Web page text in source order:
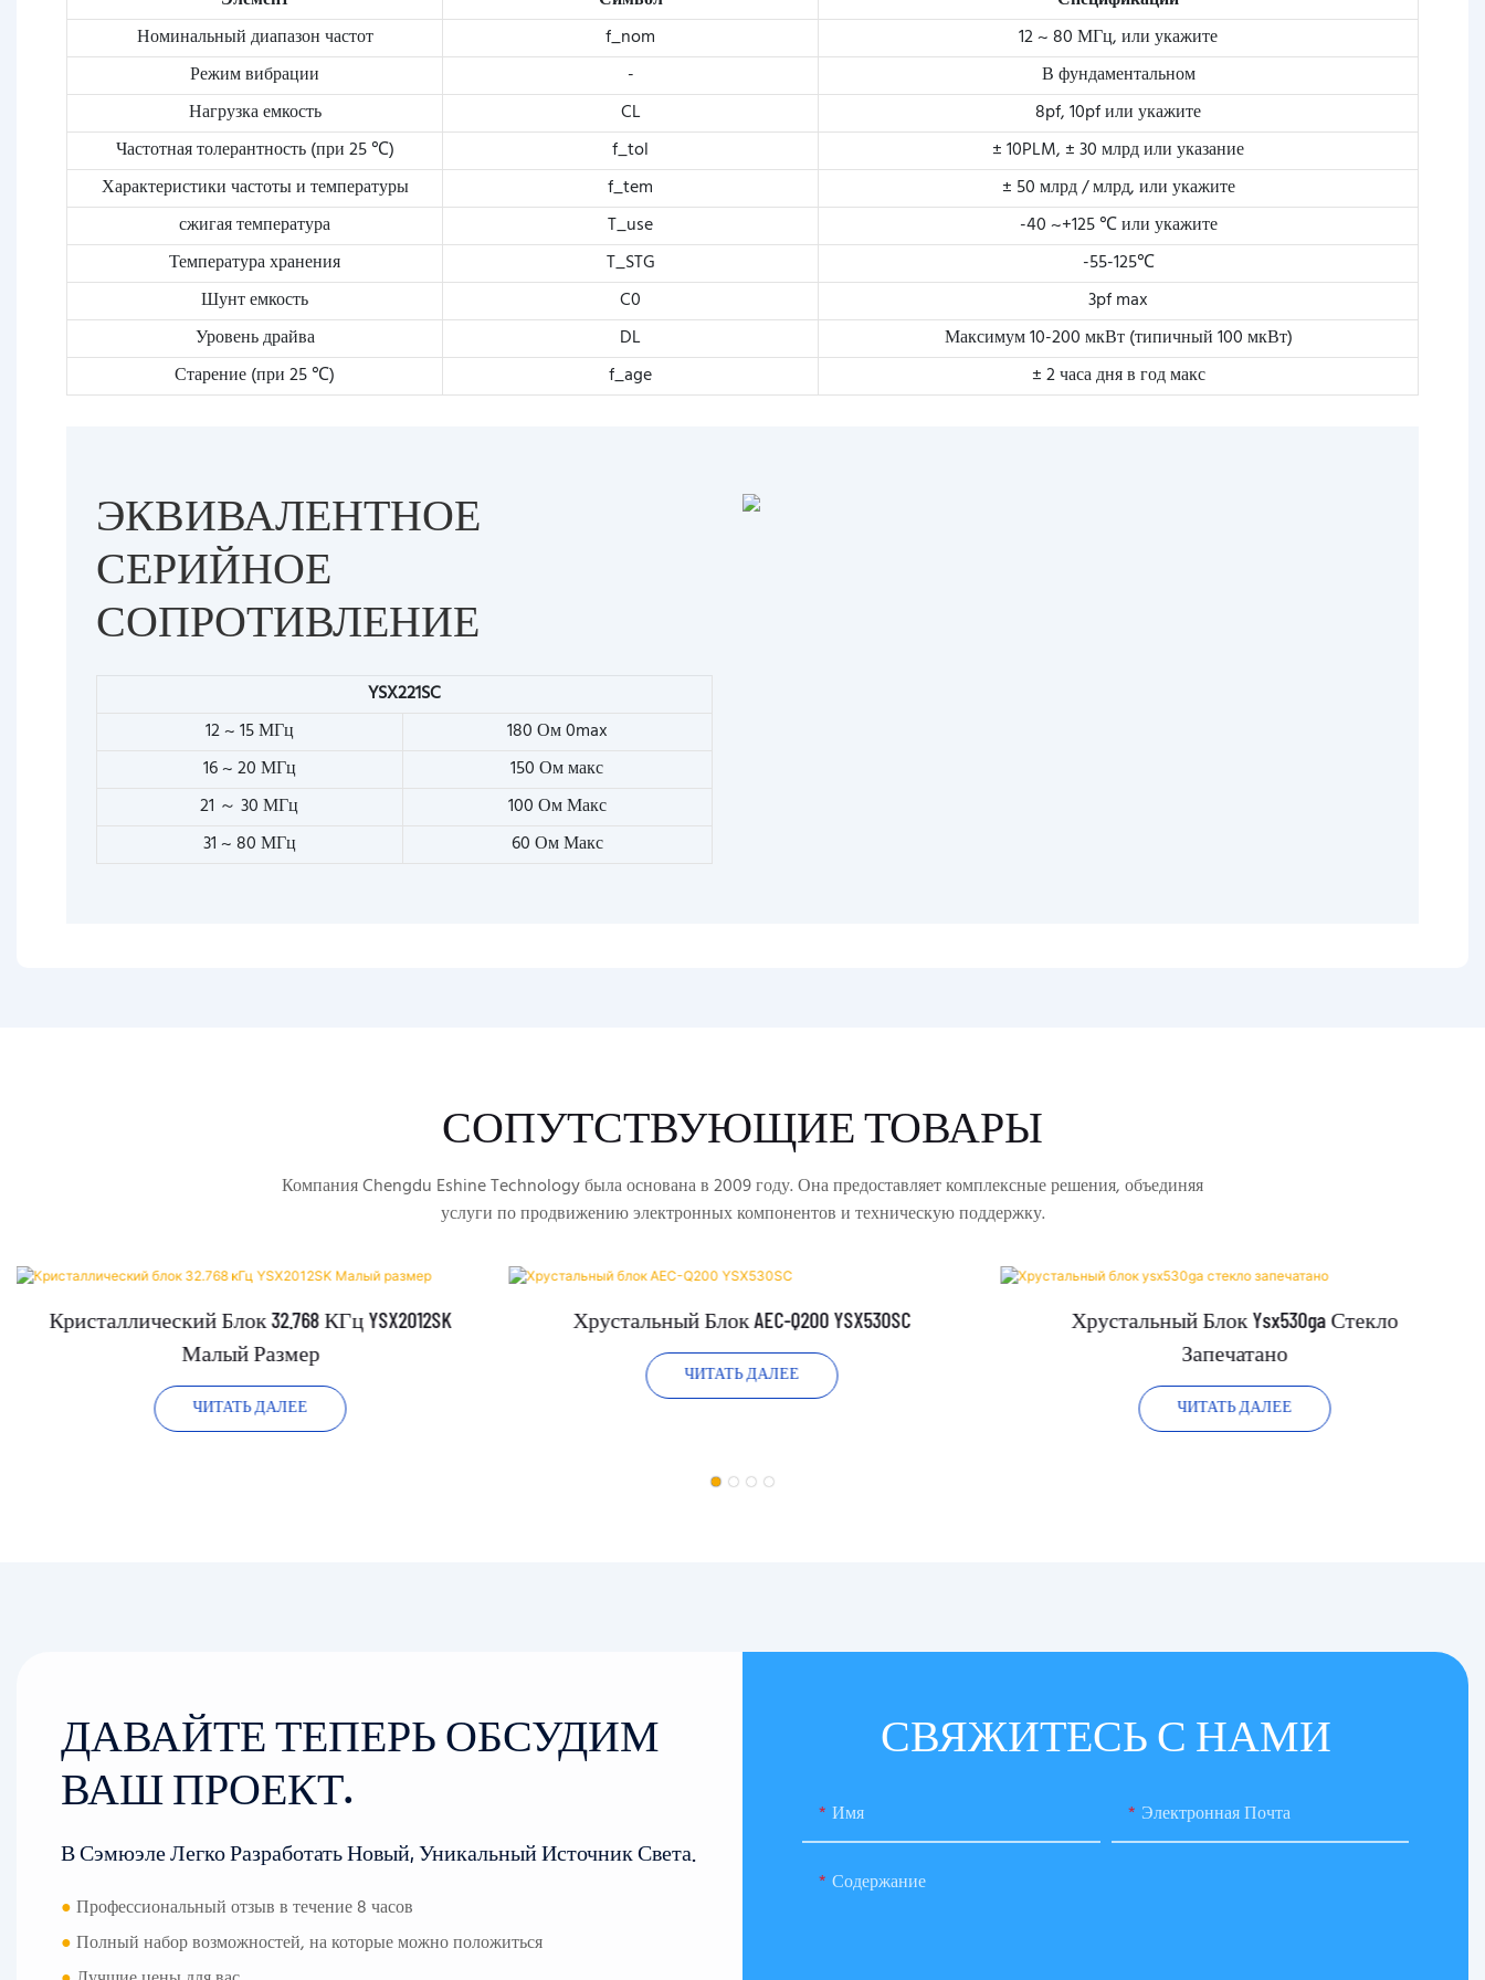
Номинальный диапазон частот
f_nom
12 ~ 80 МГц, или укажите
Режим вибрации
-
В фундаментальном
Нагрузка емкость
CL
8pf, 10pf или укажите
Частотная толерантность (при 25 ℃)
f_tol
± 10PLM, ± 30 млрд или указание
Характеристики частоты и температуры
f_tem
± 50 млрд / млрд, или укажите
сжигая температура
T_use
-40 ~+125 ℃ или укажите
Температура хранения
T_STG
-55-125℃
Шунт емкость
C0
3pf max
Уровень драйва
DL
Максимум 10-200 мкВт (типичный 100 мкВт)
Старение (при 25 ℃)
f_age ± 2 часа дня в год макс
ЭКВИВАЛЕНТНОЕ
СЕРИЙНОЕ
СОПРОТИВЛЕНИЕ
YSX221SC
12 ~ 15 МГц
180 Ом 0max
16 ~ 20 МГц
150 Ом макс
21 ～ 30 МГц
100 Ом Макс
31 ~ 80 МГц
60 Ом Макс
СОПУТСТВУЮЩИЕ ТОВАРЫ
Компания Chengdu Eshine Technology была основана в 2009 году. Она предоставляет комплексные решения, объединяя
услуги по продвижению электронных компонентов и техническую поддержку.
Кристаллический Блок 32.768 КГц YSX2012SK
Малый Размер
ЧИТАТЬ ДАЛЕЕ
Хрустальный Блок AEC-Q200 YSX530SC
ЧИТАТЬ ДАЛЕЕ
Хрустальный Блок Ysx530ga Стекло
Запечатано
ЧИТАТЬ ДАЛЕЕ
ДАВАЙТЕ ТЕПЕРЬ ОБСУДИМ
ВАШ ПРОЕКТ.
В Сэмюэле Легко Разработать Новый, Уникальный Источник Света.
●Профессиональный отзыв в течение 8 часов
●Полный набор возможностей, на которые можно положиться
СВЯЖИТЕСЬ С НАМИ
Имя Электронная Почта
Содержание